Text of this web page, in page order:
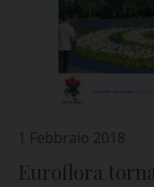
1 Febbraio 2018
Euroflora